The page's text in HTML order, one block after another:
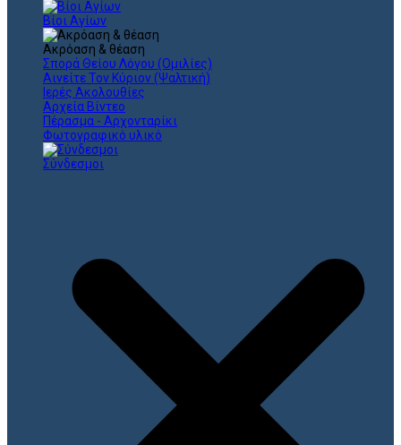
Βίοι Αγίων
Ακρόαση & θέαση
Σπορά Θείου Λόγου (Ομιλίες)
Αινείτε Τον Κύριον (Ψαλτική)
Ιερές Ακολουθίες
Αρχεία Βίντεο
Πέρασμα - Αρχονταρίκι
Φωτογραφικό υλικό
Σύνδεσμοι